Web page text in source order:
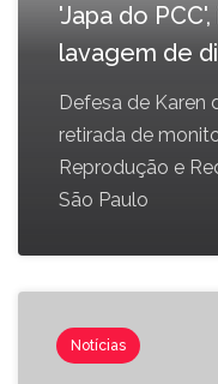
'Japa do
lavagem de
Defesa de Karen
retirada de
Reprodução e
São Paulo
Notícias